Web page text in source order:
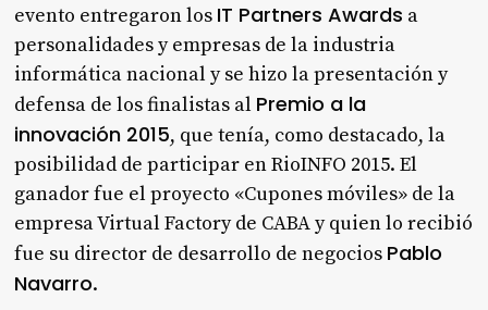
evento entregaron los IT Partners Awards a
personalidades y empresas de la industria
informática nacional y se hizo la presentación y
defensa de los finalistas al Premio a la
innovación 2015, que tenía, como destacado, la
posibilidad de participar en RioINFO 2015. El
ganador fue el proyecto «Cupones móviles» de la
empresa Virtual Factory de CABA y quien lo recibió
fue su director de desarrollo de negocios Pablo
Navarro.